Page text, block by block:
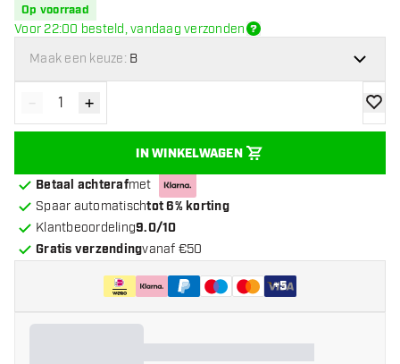
Op voorraad
Voor 22:00 besteld, vandaag verzonden
Maak een keuze: B
Verminder hoeveelheid
- Verhoog hoeveelheid
+
IN WINKELWAGEN
Betaal achterafmet
Spaar automatischtot 6% korting
Klantbeoordeling9.0/10
Gratis verzendingvanaf €50
+5